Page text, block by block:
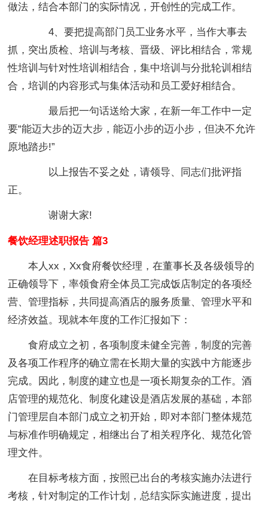
做法，结合本部门的实际情况，开创性的完成工作。
4、要把提高部门员工业务水平，当作大事去
抓，突出质检、培训与考核、晋级、评比相结合，常规
性培训与针对性培训相结合，集中培训与分批轮训相结
合，培训的内容形式与集体活动和员工爱好相结合。
最后把一句话送给大家，在新一年工作中一定
要“能迈大步的迈大步，能迈小步的迈小步，但决不允许
原地踏步!”
以上报告不妥之处，请领导、同志们批评指
正。
谢谢大家!
餐饮经理述职报告 篇3
本人xx，Xx食府餐饮经理，在董事长及各级领导的
正确领导下，率领食府全体员工完成饭店制定的各项经
营、管理指标，共同提高酒店的服务质量、管理水平和
经济效益。现就本年度的工作汇报如下：
食府成立之初，各项制度未健全完善，制度的完善
及各项工作程序的确立需在长期大量的实践中方能逐步
完成。因此，制度的建立也是一项长期复杂的工作。酒
店管理的规范化、制度化建设是酒店发展的基础，本部
门管理层自本部门成立之初开始，即对本部门整体规范
与标准作明确规定，相继出台了相关程序化、规范化管
理文件。
在目标考核方面，按照已出台的考核实施办法进行
考核，针对制定的工作计划，总结实际实施进度，提出